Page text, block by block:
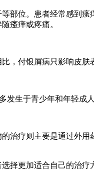
部位。患者经常感到
瘙痒或疼痛。
，付银屑病只影响皮肤
发生于青少年和年轻成人
治疗则主要是通过外
择更加适合自己的治